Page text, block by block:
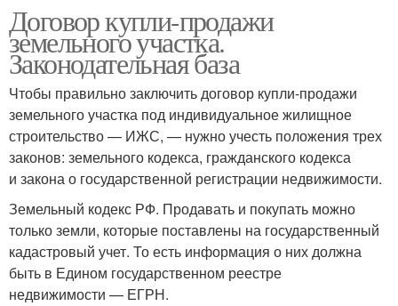
Договор купли-продажи
земельного участка.
Законодательная база
Чтобы правильно заключить договор купли-продажи
земельного участка под индивидуальное жилищное
строительство — ИЖС, — нужно учесть положения трех
законов: земельного кодекса, гражданского кодекса
и закона о государственной регистрации недвижимости.
Земельный кодекс РФ. Продавать и покупать можно
только земли, которые поставлены на государственный
кадастровый учет. То есть информация о них должна
быть в Едином государственном реестре
недвижимости — ЕГРН.